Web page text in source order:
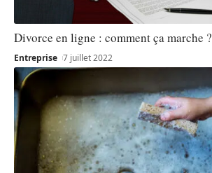
Divorce en ligne : comment ça marche ?
Entreprise 7 juillet 2022